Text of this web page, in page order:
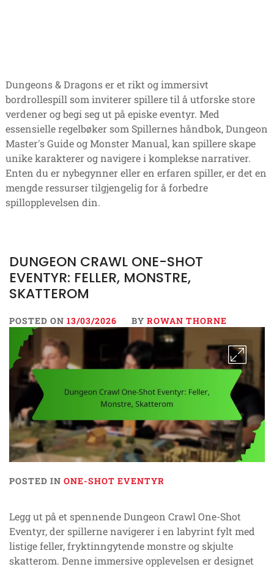
Dungeons & Dragons er et rikt og immersivt
bordrollespill som inviterer spillere til å utforske store
verdener og begi seg ut på episke eventyr. Med
essensielle regelbøker som Spillernes håndbok, Dungeon
Master's Guide og Monster Manual, kan spillere skape
unike karakterer og navigere i komplekse narrativer.
Enten du er nybegynner eller en erfaren spiller, er det en
mengde ressurser tilgjengelig for å forbedre
spillopplevelsen din.
DUNGEON CRAWL ONE-SHOT
EVENTYR: FELLER, MONSTRE,
SKATTEROM
POSTED ON 13/03/2026 BY ROWAN THORNE
POSTED IN ONE-SHOT EVENTYR
Legg ut på et spennende Dungeon Crawl One-Shot
Eventyr, der spillerne navigerer i en labyrint fylt med
listige feller, fryktinngytende monstre og skjulte
skatterom. Denne immersive opplevelsen er designet